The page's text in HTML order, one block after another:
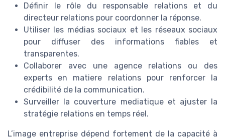
Définir le rôle du responsable relations et du
directeur relations pour coordonner la réponse.
Utiliser les médias sociaux et les réseaux sociaux
pour diffuser des informations fiables et
transparentes.
Collaborer avec une agence relations ou des
experts en matiere relations pour renforcer la
crédibilité de la communication.
Surveiller la couverture mediatique et ajuster la
stratégie relations en temps réel.
L’image entreprise dépend fortement de la capacité à